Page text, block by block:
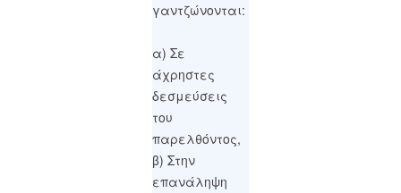
γαντζώνονται:
α) Σε
άχρηστες
δεσμεύσεις
του
παρελθόντος,
β) Στην
επανάληψη